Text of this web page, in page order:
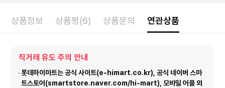
상품정보 상품평(6) 상품문의 연관상품
직거래 유도 주의 안내
롯데하이마트는 공식 사이트(e-himart.co.kr), 공식 네이버 스마
트스토어(smartstore.naver.com/hi-mart), 모바일 어플 외